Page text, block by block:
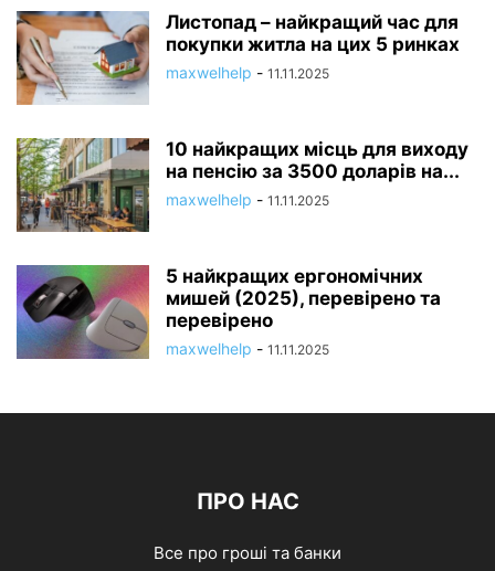
Листопад – найкращий час для
покупки житла на цих 5 ринках
maxwelhelp - 11.11.2025
10 найкращих місць для виходу
на пенсію за 3500 доларів на...
maxwelhelp - 11.11.2025
5 найкращих ергономічних
мишей (2025), перевірено та
перевірено
maxwelhelp - 11.11.2025
ПРО НАС
Все про гроші та банки